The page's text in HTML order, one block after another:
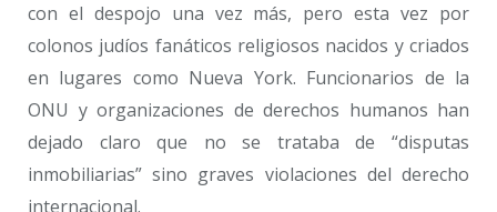
con el despojo una vez más, pero esta vez por
colonos judíos fanáticos religiosos nacidos y criados
en lugares como Nueva York. Funcionarios de la
ONU y organizaciones de derechos humanos han
dejado claro que no se trataba de “disputas
inmobiliarias” sino graves violaciones del derecho
internacional.